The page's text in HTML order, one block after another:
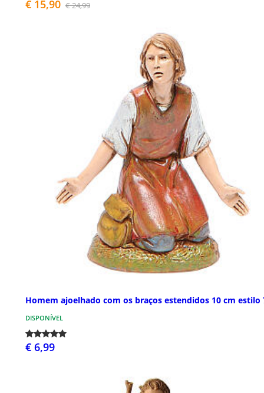
€ 15,90 € 24,99
Homem ajoelhado com os braços estendidos 10 cm estilo
DISPONÍVEL
€ 6,99